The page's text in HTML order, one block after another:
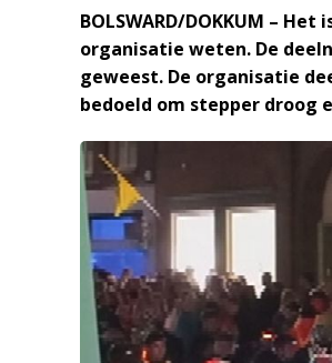
BOLSWARD/DOKKUM –
organisatie weten. De
geweest. De organisatie
bedoeld om stepper droog